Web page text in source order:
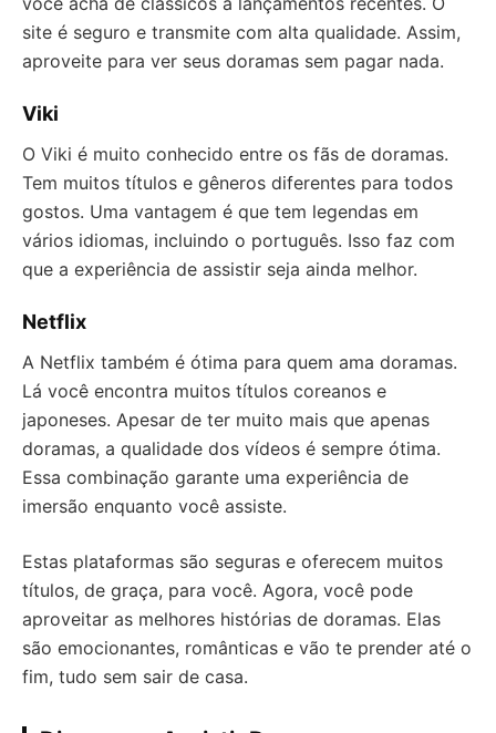
site é seguro e transmite com alta qualidade. Assim,
aproveite para ver seus doramas sem pagar nada.
Viki
O Viki é muito conhecido entre os fãs de doramas.
Tem muitos títulos e gêneros diferentes para todos
gostos. Uma vantagem é que tem legendas em
vários idiomas, incluindo o português. Isso faz com
que a experiência de assistir seja ainda melhor.
Netflix
A Netflix também é ótima para quem ama doramas.
Lá você encontra muitos títulos coreanos e
japoneses. Apesar de ter muito mais que apenas
doramas, a qualidade dos vídeos é sempre ótima.
Essa combinação garante uma experiência de
imersão enquanto você assiste.
Estas plataformas são seguras e oferecem muitos
títulos, de graça, para você. Agora, você pode
aproveitar as melhores histórias de doramas. Elas
são emocionantes, românticas e vão te prender até o
fim, tudo sem sair de casa.